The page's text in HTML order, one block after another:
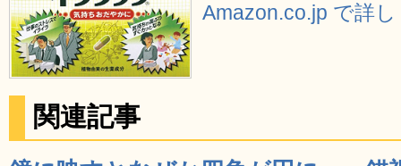
Amazon.co.jp で詳
関連記事